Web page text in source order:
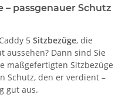
– passgenauer Schutz
5 Sitzbezüge, die
aussehen? Dann sind Sie
maßgefertigten Sitzbezüge
Schutz, den er verdient –
gut aus.